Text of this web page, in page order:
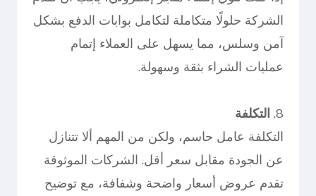
الشركة حلولًا متكاملة لتكامل بوابات الدفع بشكل
آمن وسلس، مما يسهل على العملاء إتمام
عمليات الشراء بثقة وسهولة.
8. التكلفة
التكلفة عامل حاسم، ولكن من المهم ألا تتنازل
عن الجودة مقابل سعر أقل. الشركات الموثوقة
تقدم عروض أسعار واضحة وشفافة، مع توضيح